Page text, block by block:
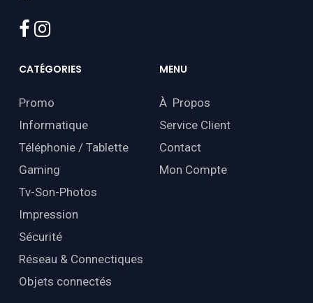
facebook
instagram
CATÉGORIES
Promo
Informatique
Téléphonie / Tablette
Gaming
Tv-Son-Photos
Impression
Sécurité
Réseau & Connectiques
Objets connectés
MENU
À Propos
Service Client
Contact
Mon Compte